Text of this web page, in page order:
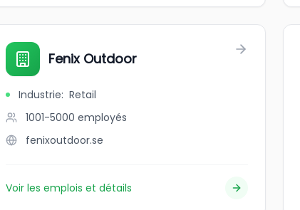
Fenix Outdoor
Industrie: Retail
1001-5000 employés
fenixoutdoor.se
Voir les emplois et détails